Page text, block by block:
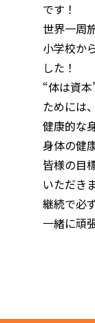
です！
世界一周
小学校か
した！
“体は資
ためには、
健康的な
身体の健
皆様の目
いただき
継続で必
一緒に頑